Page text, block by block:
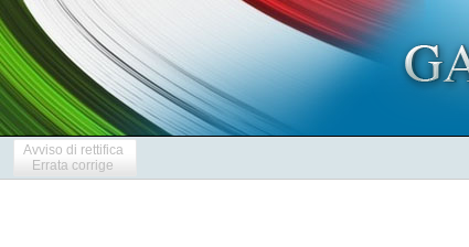
Avviso di rettifica
Errata corrige